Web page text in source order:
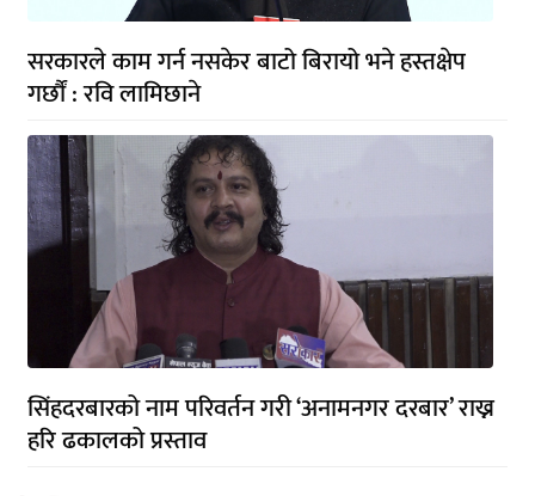
सरकारले काम गर्न नसकेर बाटो बिरायो भने हस्तक्षेप
गर्छौं : रवि लामिछाने
सिंहदरबारको नाम परिवर्तन गरी ‘अनामनगर दरबार’ राख्न
हरि ढकालको प्रस्ताव